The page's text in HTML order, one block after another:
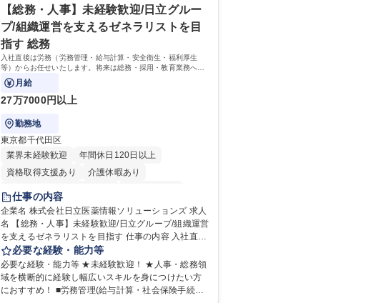
【総務・人事】未経験歓迎/日立グルー
プ/組織運営を支えるゼネラリストを目
指す 総務
入社直後は労務（労務管理・給与計算・安全衛生・福利厚生
等）からお任せいたします。将来は総務・採用・教育業務へ守
備範囲を広げ、組織運営を支えるゼネラリストをめざせます。
月給
27万7000円以上
勤務地
東京都千代田区
業界未経験歓迎
年間休日120日以上
資格取得支援あり
介護休暇あり
月平均残業時間20時間以内
住宅手当あり
時短勤務あり
退職金あり
在宅OK
賞与あり 育休あり
完全週休2日制
交通費支給
土日祝休み 寮・社宅あり
仕事の内容
企業名 株式会社日立医薬情報ソリューションズ 求人
名 【総務・人事】未経験歓迎/日立グループ/組織運営
を支えるゼネラリストを目指す 仕事の内容 入社直後
は労務（労務管理・給与計算・安全衛生・福利厚生
等）からお任せいたします。将来は総務・採用・教
育業務へ守備範囲を広げ、組織運営を支えるゼネラ
リストをめざせます。 ・初期業務：労働時間管理、
必要な経験・能力等
必要な経験・能力等 ★未経験歓迎！ ★人事・総務領
域を横断的に経験し幅広いスキルを身につけたい方
におすすめ！ ■労務管理(給与計算・社会保険手続